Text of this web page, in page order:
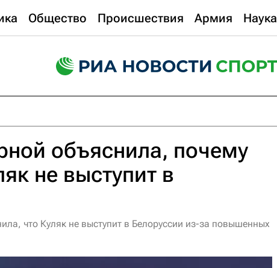
Общество Происшествия Армия Наука
объяснила, почему
не выступит в
что Куляк не выступит в Белоруссии из-за повышенных